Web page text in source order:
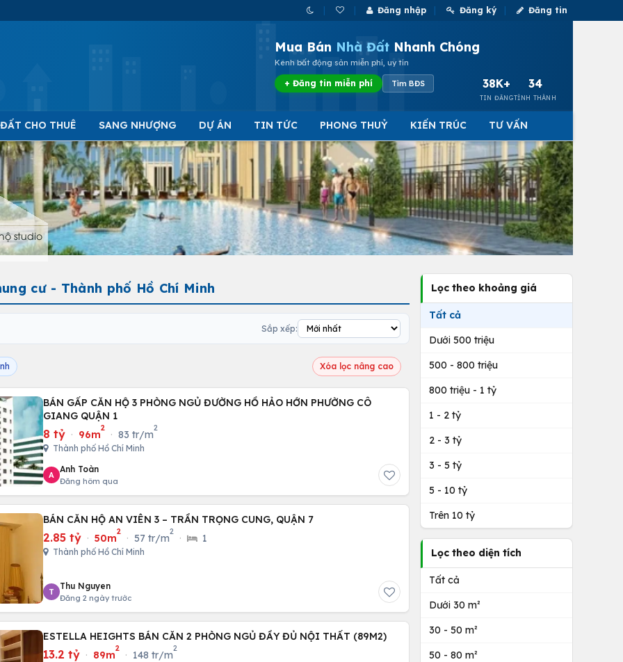
Đăng nhập Đăng ký Đăng tin
Mua Bán Nhà Đất Nhanh Chóng
Kênh bất động sản miễn phí, uy tín
+ Đăng tin miễn phí Tìm BĐS 38K+
TIN ĐĂNG
34
TỈNH THÀNH
CHO THUÊ SANG NHƯỢNG DỰ ÁN TIN TỨC PHONG THUỶ KIẾN TRÚC TƯ VẤN
studio
cư - Thành phố Hồ Chí Minh
Sắp xếp:
Xóa lọc nâng cao
BÁN GẤP CĂN HỘ 3 PHÒNG NGỦ ĐƯỜNG HỒ HẢO HỚN PHƯỜNG CÔ
GIANG QUẬN 1
8 tỷ · 96m
2
· 83 tr/m
2
Thành phố Hồ Chí Minh
A
Anh Toàn
Đăng hôm qua
BÁN CĂN HỘ AN VIÊN 3 – TRẦN TRỌNG CUNG, QUẬN 7
2.85 tỷ · 50m
2
· 57 tr/m
2
· 1
Thành phố Hồ Chí Minh
T
Thu Nguyen
Đăng 2 ngày trước
ESTELLA HEIGHTS BÁN CĂN 2 PHÒNG NGỦ ĐẦY ĐỦ NỘI THẤT (89M2)
13.2 tỷ · 89m
2
· 148 tr/m
2
Lọc theo khoảng giá
Tất cả
Dưới 500 triệu
500 - 800 triệu
800 triệu - 1 tỷ
1 - 2 tỷ
2 - 3 tỷ
3 - 5 tỷ
5 - 10 tỷ
Trên 10 tỷ
Lọc theo diện tích
Tất cả
Dưới 30 m²
30 - 50 m²
50 - 80 m²